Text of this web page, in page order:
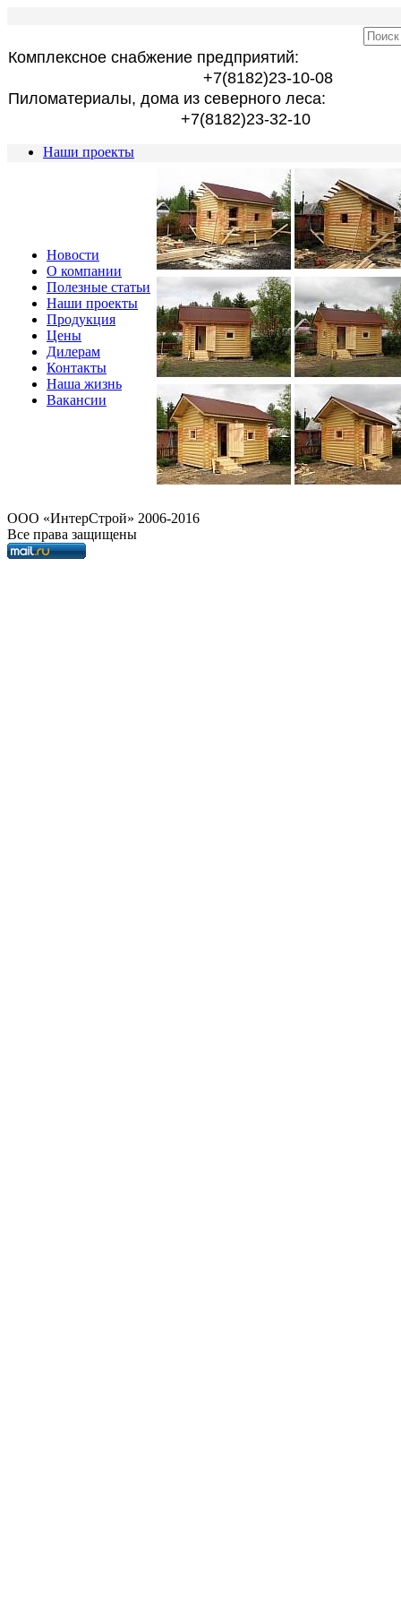
Комплексное снабжение предприятий:
+7(8182)23-10-08
Пиломатериалы, дома из северного леса:
+7(8182)23-32-10
Наши проекты
Новости
О компании
Полезные статьи
Наши проекты
Продукция
Цены
Дилерам
Контакты
Наша жизнь
Вакансии
OOO «ИнтерСтрой» 2006-2016
Все права защищены